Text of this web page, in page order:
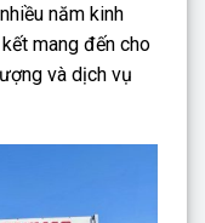
năm kinh
mang đến cho
và dịch vụ